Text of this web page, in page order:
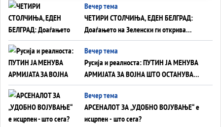
Вечер тема
ЧЕТИРИ СТОЛЧИЊА, ЕДЕН БЕЛГРАД:
Доаѓањето на Зеленски ги открива
тајните на политиката на балансирање
на Вучиќ
Вечер тема
Русија и реалноста: ПУТИН ЈА МЕНУВА
АРМИЈАТА ЗА ВОЈНА ШТО ОСТАНУВА
БЕЗ ФРОНТ
Вечер тема
АРСЕНАЛОТ ЗА „УДОБНО ВОЈУВАЊЕ“ е
исцрпен - што сега?